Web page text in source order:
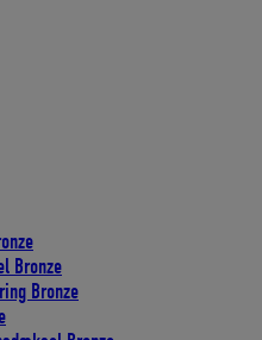
Bronze
Bronze